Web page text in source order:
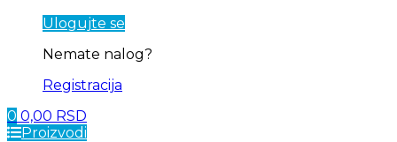
Ulogujte se
Nemate nalog?
Registracija
0 0,00 RSD
Proizvodi